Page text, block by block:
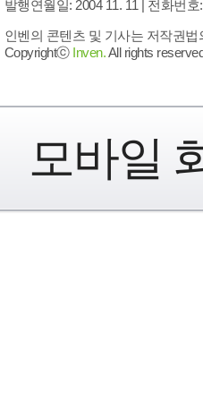
발행연월일: 2004 11. 11 | 전화번호
인벤의 콘텐츠 및 기사는 저작권
Copyrightⓒ Inven.All rights
모바일